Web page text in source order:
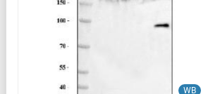
WB